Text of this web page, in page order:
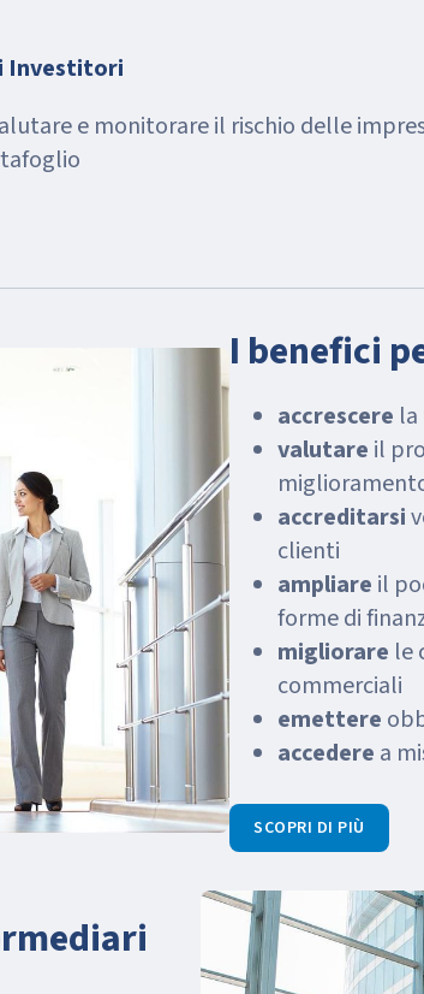
Investitori
e monitorare il rischio delle
I benefici
accrescere
valutare il
accreditarsi
clienti
ampliare il
forme di
migliorare le
commerciali
emettere
accedere a
SCOPRI DI PIÙ